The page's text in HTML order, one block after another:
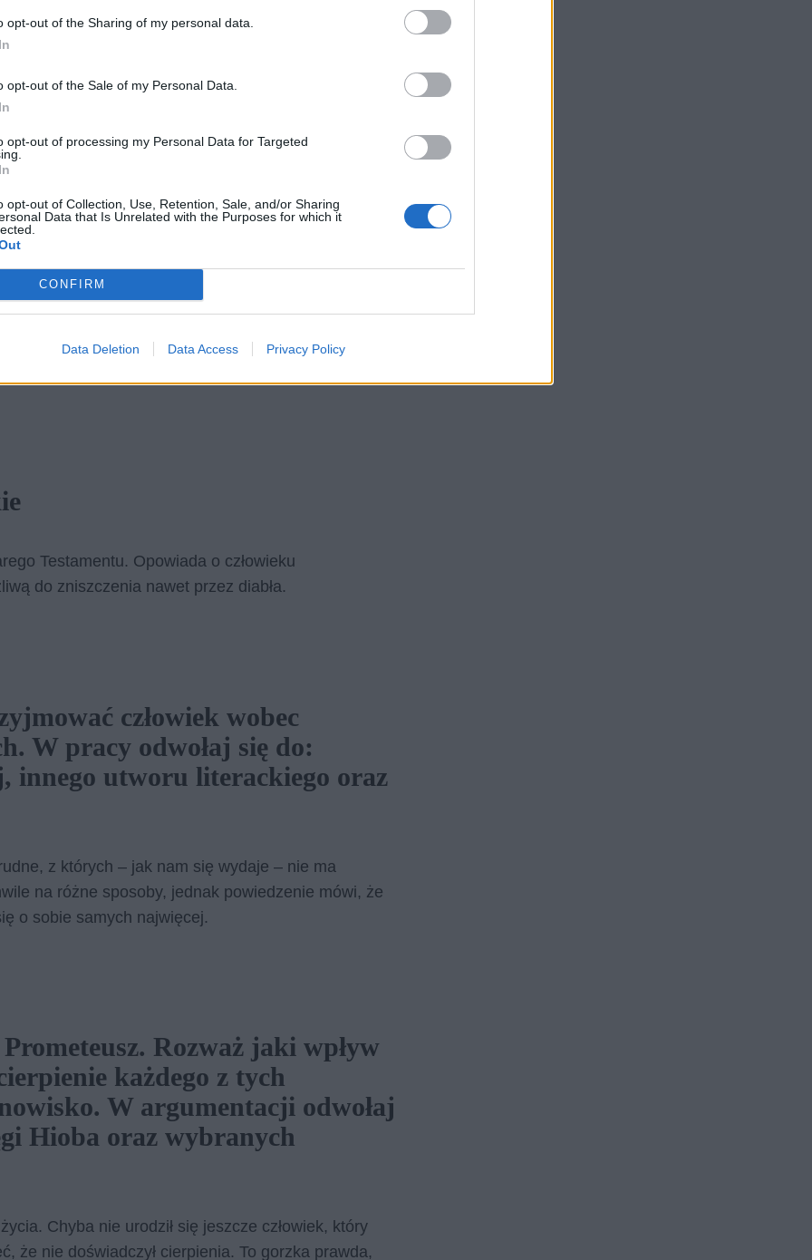
opt-out of the Sharing of my personal data.
opt-out of the Sale of my Personal Data.
opt-out of processing my Personal Data for Targeted
opt-out of Collection, Use, Retention, Sale, and/or Sharing
Data that Is Unrelated with the Purposes for which it
CONFIRM
Data Deletion Data Access Privacy Policy
sens, na przykład poprzez rozmaite religie,
jeszcze bardziej pogłębia naszą rozpacz.
jego znaczenie dla przesłania
Dżumy Alberta
również wybrany
uważa on, że na nie nie zasłużył, lub że jest ono
nie jest karą, w związku z tym nie dotyka
bez względu na wszystko.
Testamentu. Opowiada o człowieku
do zniszczenia nawet przez diabła.
człowiek wobec
W pracy odwołaj się do:
innego utworu literackiego oraz
z których – jak nam się wydaje – nie ma
na różne sposoby, jednak powiedzenie mówi, że
o sobie samych najwięcej.
Rozważ jaki wpływ
każdego z tych
W argumentacji odwołaj
Hioba oraz wybranych
Chyba nie urodził się jeszcze człowiek, który
że nie doświadczył cierpienia. To gorzka prawda,